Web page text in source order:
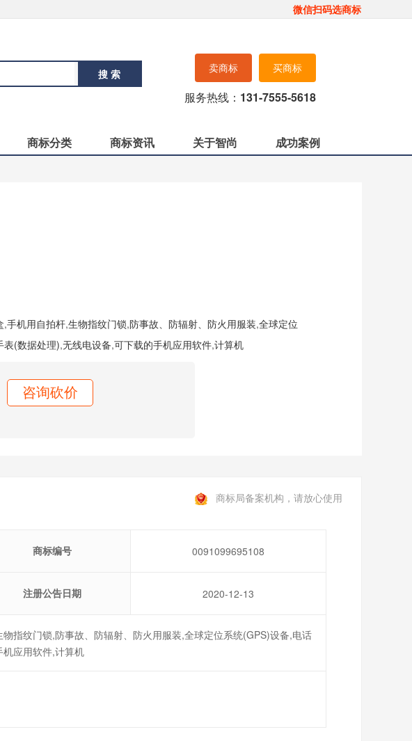
微信扫码选商标
搜 索
买商标
卖商标
服务热线： 131-7555-5618
商标分类 商标资讯 关于智尚 成功案例
,手机用自拍杆,生物指纹门锁,防事故、防辐射、防火用服装,全球定位
表(数据处理),无线电设备,可下载的手机应用软件,计算机
咨询砍价
商标局备案机构，请放心使用
商标编号 0091099695108
注册公告日期 2020-12-13
指纹门锁,防事故、防辐射、防火用服装,全球定位系统(GPS)设备,电话
应用软件,计算机